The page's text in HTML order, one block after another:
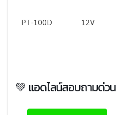
PT-100D 12V
💚 แอดไลน์สอบถามด่วน